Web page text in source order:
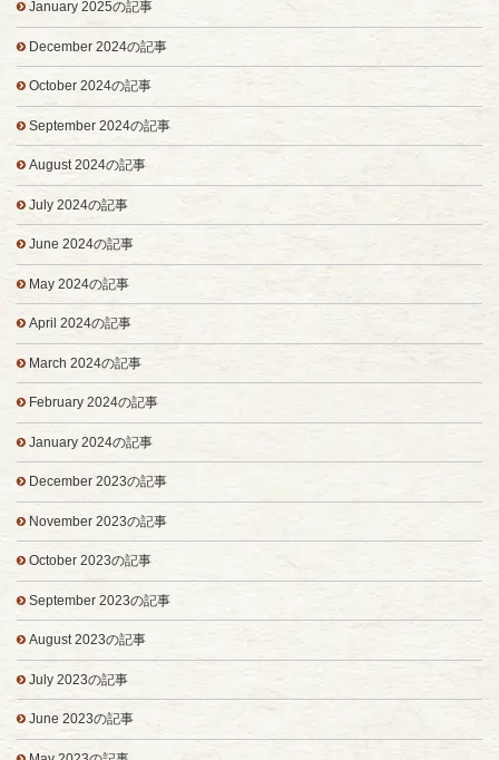
January 2025の記事
December 2024の記事
October 2024の記事
September 2024の記事
August 2024の記事
July 2024の記事
June 2024の記事
May 2024の記事
April 2024の記事
March 2024の記事
February 2024の記事
January 2024の記事
December 2023の記事
November 2023の記事
October 2023の記事
September 2023の記事
August 2023の記事
July 2023の記事
June 2023の記事